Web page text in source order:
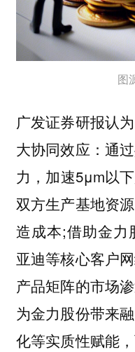
图
广发证券研报认
大协同效应：通
力，加速5μm以
双方生产基地资
造成本;借助金力
亚迪等核心客户
产品矩阵的市场
为金力股份带来
化等实质性赋能